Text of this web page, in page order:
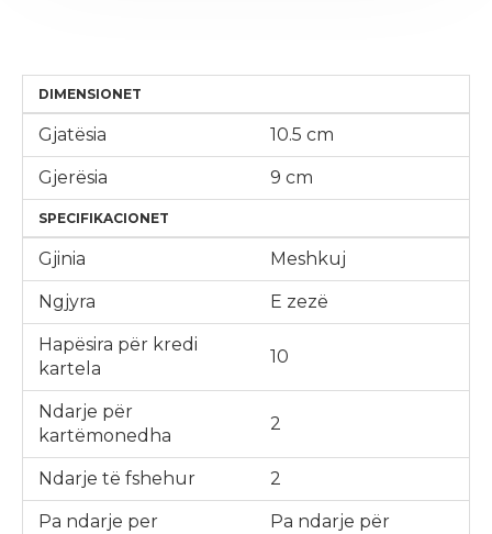
DIMENSIONET
Gjatësia 10.5 cm
Gjerësia 9 cm
SPECIFIKACIONET
Gjinia Meshkuj
Ngjyra E zezë
Hapësira për kredi
kartela
10
Ndarje për
kartëmonedha
2
Ndarje të fshehur 2
Pa ndarje per
Pa ndarje për